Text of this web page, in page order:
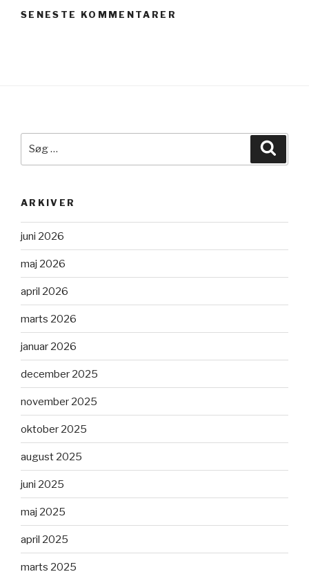
SENESTE KOMMENTARER
efter:
ARKIVER
juni 2026
maj 2026
april 2026
marts 2026
januar 2026
december 2025
november 2025
oktober 2025
august 2025
juni 2025
maj 2025
april 2025
marts 2025